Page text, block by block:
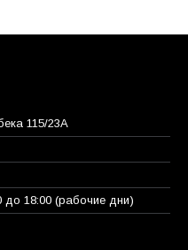
115/23A
18:00 (рабочие дни)